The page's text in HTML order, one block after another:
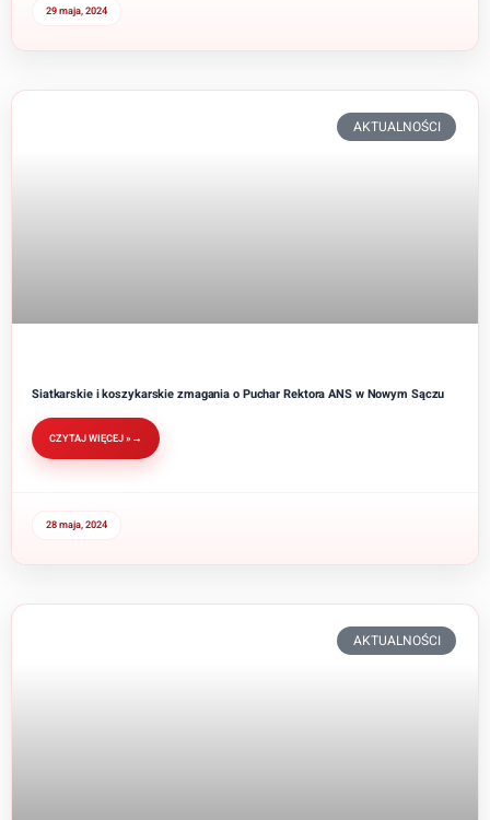
29 maja, 2024
AKTUALNOŚCI
Siatkarskie i koszykarskie zmagania o Puchar Rektora ANS w Nowym Sączu
CZYTAJ WIĘCEJ »
28 maja, 2024
AKTUALNOŚCI